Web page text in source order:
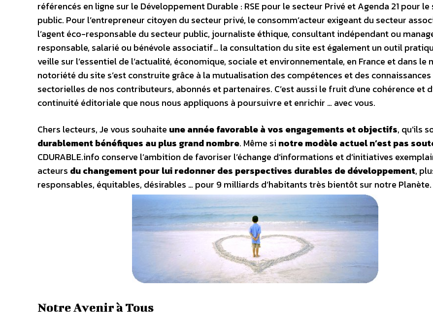
référencés en ligne sur le Développement Durable : RSE pour le secteur Privé et Agenda 21 pour le
public. Pour l’entrepreneur citoyen du secteur privé, le consomm’acteur exigeant du secteur
l’agent éco-responsable du secteur public, journaliste éthique, consultant indépendant ou
responsable, salarié ou bénévole associatif… la consultation du site est également un outil
veille sur l’essentiel de l’actualité, économique, sociale et environnementale, en France et dans le
notoriété du site s’est construite grâce à la mutualisation des compétences et des connaissances
sectorielles de nos contributeurs, abonnés et partenaires. C’est aussi le fruit d’une cohérence et
continuité éditoriale que nous nous appliquons à poursuivre et enrichir … avec vous.
Chers lecteurs, Je vous souhaite une année favorable à vos engagements et objectifs, qu’ils
durablement bénéfiques au plus grand nombre. Même si notre modèle actuel n’est pas
CDURABLE.info conserve l’ambition de favoriser l’échange d’informations et d’initiatives
acteurs du changement pour lui redonner des perspectives durables de développement,
responsables, équitables, désirables … pour 9 milliards d’habitants très bientôt sur notre Planète.
Notre Avenir à Tous